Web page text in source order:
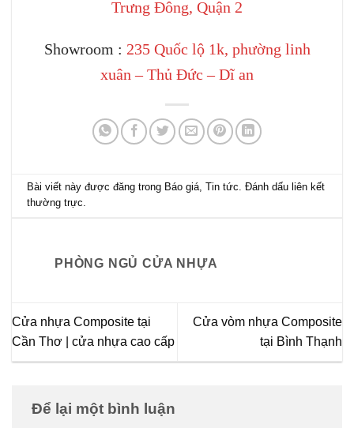
Trưng Đông, Quận 2
Showroom : 235 Quốc lộ 1k, phường linh
xuân – Thủ Đức – Dĩ an
Bài viết này được đăng trong Báo giá,Tin tức. Đánh dấu liên kết
thường trực.
PHÒNG NGỦ CỬA NHỰA
Cửa nhựa Composite tại
Cần Thơ | cửa nhựa cao cấp
Cửa vòm nhựa Composite
tại Bình Thạnh
Để lại một bình luận